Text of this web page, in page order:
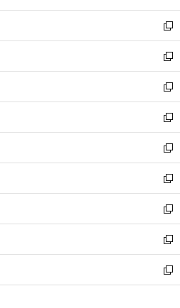
開
く
ウ
で
開
く
ン
ド
ウ
で
開
く
し
い
ウ
ィ
ン
ド
ウ
で
開
く
新
し
い
ウ
ィ
ン
ド
ウ
で
開
く
新
し
い
ウ
ィ
ン
ド
ウ
で
開
く
新
し
い
ウ
ィ
ン
ド
ウ
で
開
く
新
し
い
ウ
ィ
ン
ド
ウ
で
開
く
新
し
い
ウ
ィ
ン
ド
ウ
で
開
新
し
い
ウ
ィ
ン
ド
ウ
新
し
い
ウ
ィ
ン
新
し
い
ウ
新
し